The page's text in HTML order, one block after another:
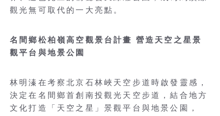
觀光無可取代的一大亮點。
名間鄉松柏嶺高空觀景台計畫 營造天空之星景
觀平台與地景公園
林明溱在考察北京石林峽天空步道時啟發靈感，
決定在名間鄉首創南投觀光天空步道，結合地方
文化打造「天空之星」景觀平台與地景公園，